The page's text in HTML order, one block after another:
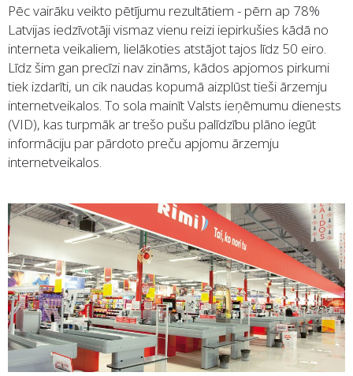
Pēc vairāku veikto pētījumu rezultātiem - pērn ap 78%
Latvijas iedzīvotāji vismaz vienu reizi iepirkušies kādā no
interneta veikaliem, lielākoties atstājot tajos līdz 50 eiro.
Līdz šim gan precīzi nav zināms, kādos apjomos pirkumi
tiek izdarīti, un cik naudas kopumā aizplūst tieši ārzemju
internetveikalos. To sola mainīt Valsts ieņēmumu dienests
(VID), kas turpmāk ar trešo pušu palīdzību plāno iegūt
informāciju par pārdoto preču apjomu ārzemju
internetveikalos.